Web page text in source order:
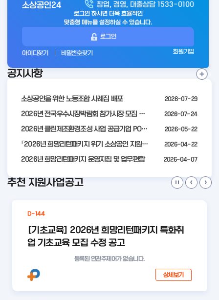
아
전
소상공인24 창업, 경영, 대출상담 1533-0100
로그인 하시면 더욱 효율적인
맞춤형 메뉴를 설정하실 수 있습니다.
로그인
아이디찾기 비밀번호찾기 회원가입
공지사항
소상공인을 위한 노동조합 사례집 배포 2026-07-29
2026년 전국우수시장박람회 참가시장 모집 공고 2026-07-24
2026년 클린제조환경조성 사업 공급기업 POOL 안내 2026-05-22
「2026년 희망리턴패키지 위기 소상공인 지원」모집 통합 2차 수정 공고 2026-04-22
2026년 희망리턴패키지 운영지침 및 업무편람 2026-04-07
공
추천 지원사업공고
D-144
[기초교육] 2026년 희망리턴패키지 특화취
업 기초교육 모집 수정 공고
등록된 연관주제어가 없습니다.
상세보기